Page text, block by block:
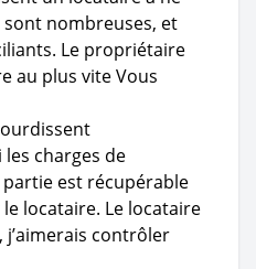
nombreuses, et
Le propriétaire
au plus vite Vous
les charges de
est récupérable
locataire. Le locataire
j’aimerais contrôler